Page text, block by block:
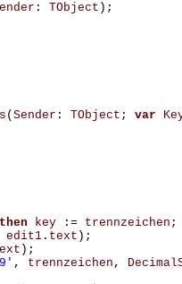
: TObject );
( Sender : TObject ; var
then key := trennzeichen ;
edit1 . text );
);
, trennzeichen ,